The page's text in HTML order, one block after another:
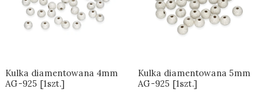
Kulka diamentowana 4mm
AG-925 [1szt.]
Kulka diamentowana 5mm
AG-925 [1szt.]